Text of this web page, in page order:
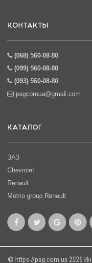
КОНТАКТЫ
(068) 560-08-80
(099) 560-08-80
(093) 560-08-80
pagcomua@gmail.com
КАТАЛОГ
ЗАЗ
Chevrolet
Renault
Motrio group Renault
© https://pag.com.ua 2026